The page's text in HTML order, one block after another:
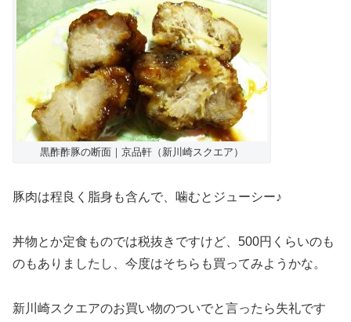
黒酢酢豚の断面｜京品軒（新川崎スクエア）
豚肉は程良く脂身も含んで、噛むとジューシー♪
丼物とか定食ものでは税抜きですけど、500円くらいのも
のもありましたし、今度はそちらも買ってみようかな。
新川崎スクエアのお買い物のついでと言ったら失礼です